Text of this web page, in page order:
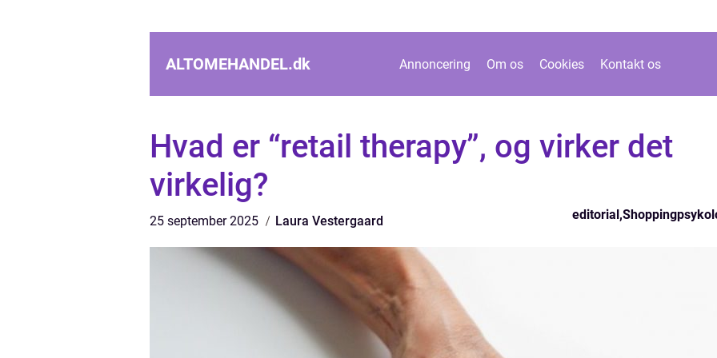
ALTOMEHANDEL.dk Annoncering Om os Cookies Kontakt os
Hvad er “retail therapy”, og virker det
virkelig?
25 september 2025 Laura Vestergaard editorial,